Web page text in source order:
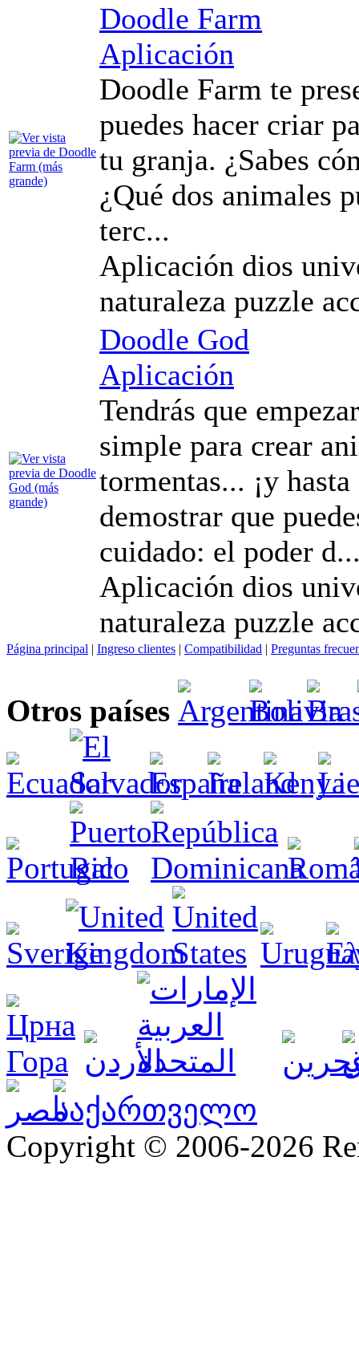
Doodle Farm
Aplicación
Doodle Farm te
puedes hacer criar
tu granja. ¿Sabes
¿Qué dos animales
terc...
Aplicación dios
naturaleza puzzle
Doodle God
Aplicación
Tendrás que
simple para crear
tormentas... ¡y
demostrar que
cuidado: el poder
Aplicación dios
naturaleza puzzle
Página principal | Ingreso clientes | Compatibilidad | Preguntas
Otros países
Copyright © 2006-2026